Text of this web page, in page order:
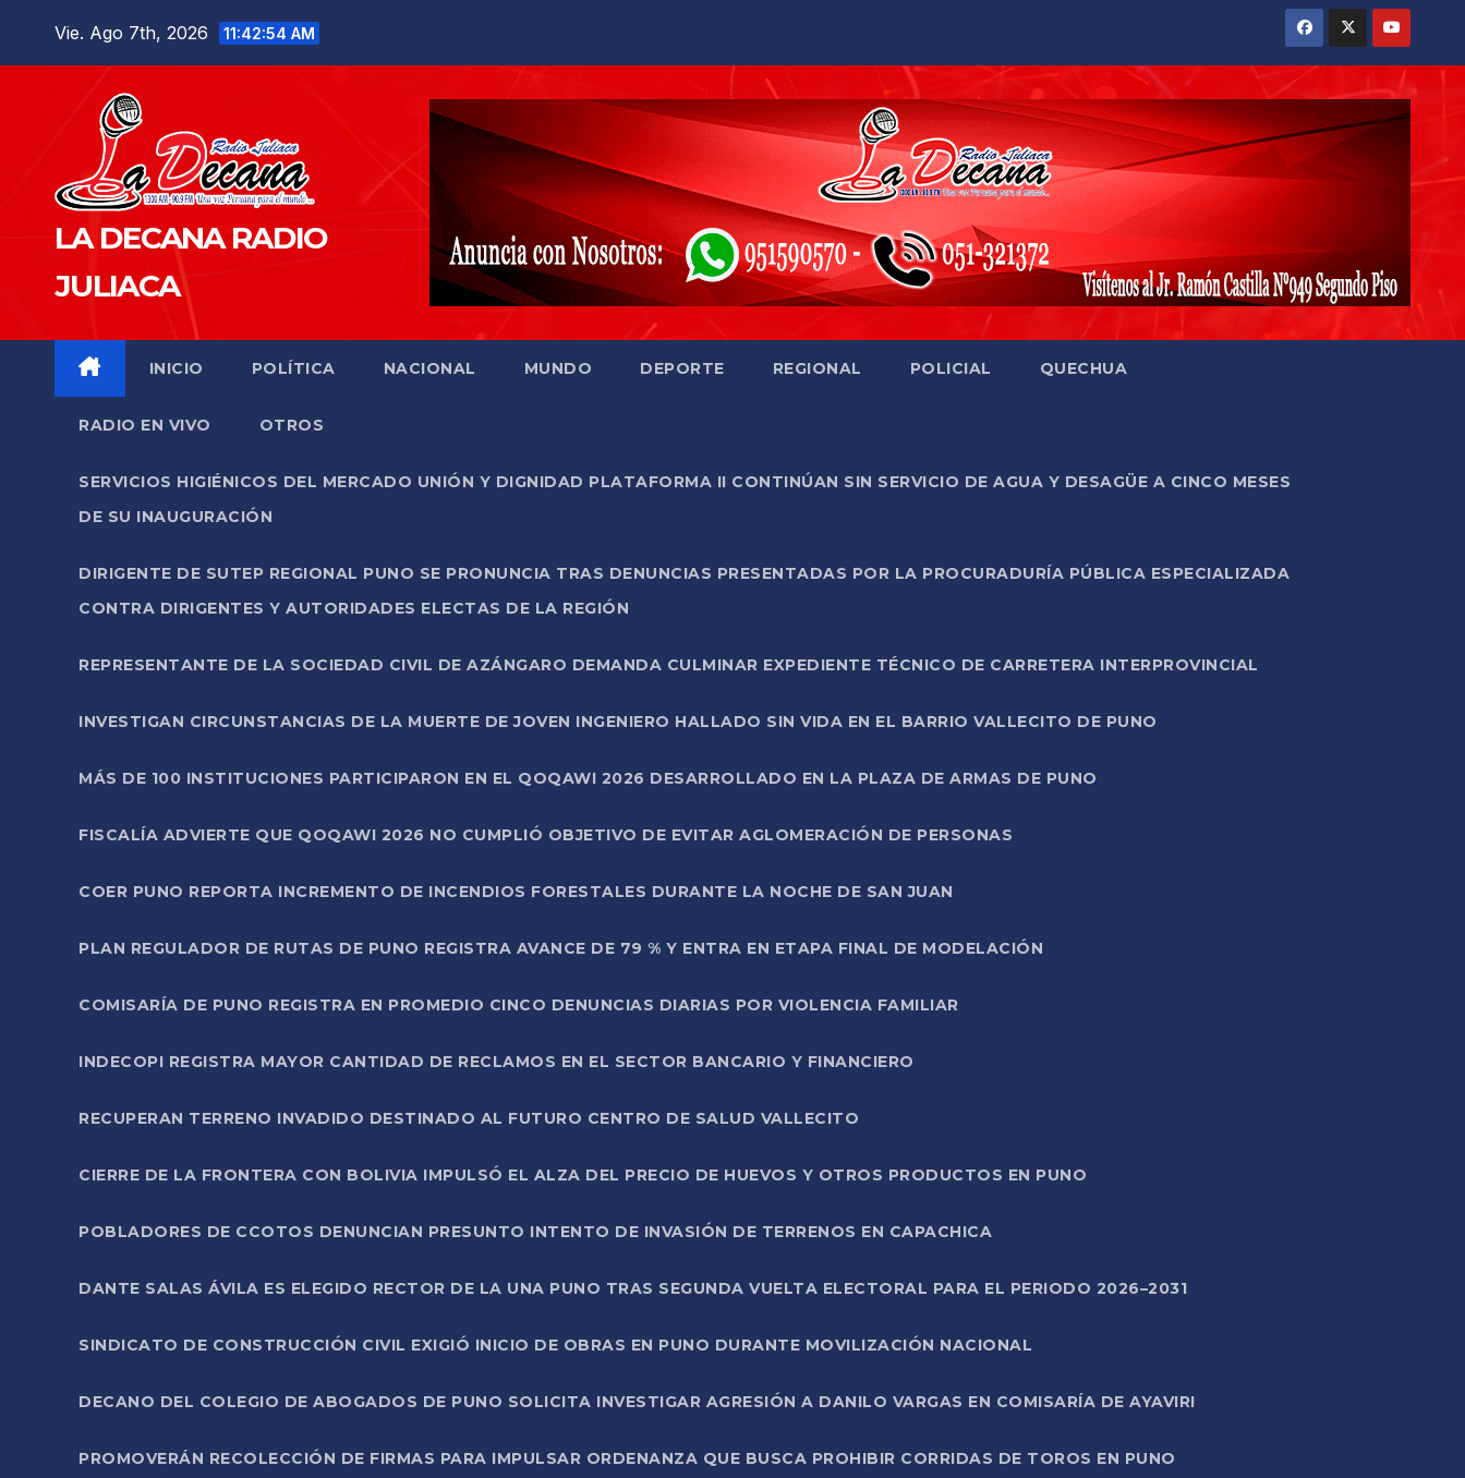
Vie. Ago 7th, 2026 11:42:56 AM
LA DECANA RADIO
JULIACA
INICIO POLÍTICA NACIONAL MUNDO DEPORTE REGIONAL POLICIAL QUECHUA
RADIO EN VIVO OTROS
SERVICIOS HIGIÉNICOS DEL MERCADO UNIÓN Y DIGNIDAD PLATAFORMA II CONTINÚAN SIN SERVICIO DE AGUA Y DESAGÜE A CINCO MESES
DE SU INAUGURACIÓN
DIRIGENTE DE SUTEP REGIONAL PUNO SE PRONUNCIA TRAS DENUNCIAS PRESENTADAS POR LA PROCURADURÍA PÚBLICA ESPECIALIZADA
CONTRA DIRIGENTES Y AUTORIDADES ELECTAS DE LA REGIÓN
REPRESENTANTE DE LA SOCIEDAD CIVIL DE AZÁNGARO DEMANDA CULMINAR EXPEDIENTE TÉCNICO DE CARRETERA INTERPROVINCIAL
INVESTIGAN CIRCUNSTANCIAS DE LA MUERTE DE JOVEN INGENIERO HALLADO SIN VIDA EN EL BARRIO VALLECITO DE PUNO
MÁS DE 100 INSTITUCIONES PARTICIPARON EN EL QOQAWI 2026 DESARROLLADO EN LA PLAZA DE ARMAS DE PUNO
FISCALÍA ADVIERTE QUE QOQAWI 2026 NO CUMPLIÓ OBJETIVO DE EVITAR AGLOMERACIÓN DE PERSONAS
COER PUNO REPORTA INCREMENTO DE INCENDIOS FORESTALES DURANTE LA NOCHE DE SAN JUAN
PLAN REGULADOR DE RUTAS DE PUNO REGISTRA AVANCE DE 79 % Y ENTRA EN ETAPA FINAL DE MODELACIÓN
COMISARÍA DE PUNO REGISTRA EN PROMEDIO CINCO DENUNCIAS DIARIAS POR VIOLENCIA FAMILIAR
INDECOPI REGISTRA MAYOR CANTIDAD DE RECLAMOS EN EL SECTOR BANCARIO Y FINANCIERO
RECUPERAN TERRENO INVADIDO DESTINADO AL FUTURO CENTRO DE SALUD VALLECITO
CIERRE DE LA FRONTERA CON BOLIVIA IMPULSÓ EL ALZA DEL PRECIO DE HUEVOS Y OTROS PRODUCTOS EN PUNO
POBLADORES DE CCOTOS DENUNCIAN PRESUNTO INTENTO DE INVASIÓN DE TERRENOS EN CAPACHICA
DANTE SALAS ÁVILA ES ELEGIDO RECTOR DE LA UNA PUNO TRAS SEGUNDA VUELTA ELECTORAL PARA EL PERIODO 2026–2031
SINDICATO DE CONSTRUCCIÓN CIVIL EXIGIÓ INICIO DE OBRAS EN PUNO DURANTE MOVILIZACIÓN NACIONAL
DECANO DEL COLEGIO DE ABOGADOS DE PUNO SOLICITA INVESTIGAR AGRESIÓN A DANILO VARGAS EN COMISARÍA DE AYAVIRI
PROMOVERÁN RECOLECCIÓN DE FIRMAS PARA IMPULSAR ORDENANZA QUE BUSCA PROHIBIR CORRIDAS DE TOROS EN PUNO